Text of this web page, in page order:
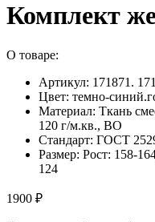
Комплект
О товаре:
Артикул: 171871.
Цвет: темно-
Материал: Ткань
120 г/м.кв., ВО
Стандарт: ГОСТ
Размер: Рост: 158-
124
1900 ₽